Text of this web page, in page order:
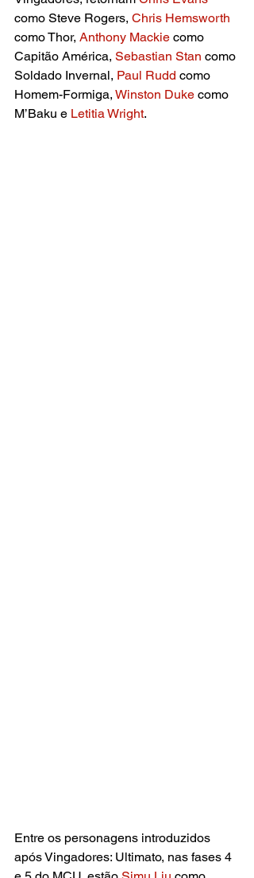
como Steve Rogers, Chris Hemsworth
como Thor, Anthony Mackie como
Capitão América, Sebastian Stan como
Soldado Invernal, Paul Rudd como
Homem-Formiga, Winston Duke como
M’Baku e Letitia Wright.
Entre os personagens introduzidos
após Vingadores: Ultimato, nas fases 4